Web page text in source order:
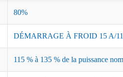
80%
DÉMARRAGE À FROID 15 A/
115 % à 135 % de la puissance